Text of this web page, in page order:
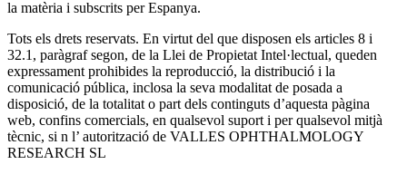
la matèria i subscrits per Espanya.
Tots els drets reservats. En virtut del que disposen els articles 8 i
32.1, paràgraf segon, de la Llei de Propietat Intel·lectual, queden
expressament prohibides la reproducció, la distribució i la
comunicació pública, inclosa la seva modalitat de posada a
disposició, de la totalitat o part dels continguts d’aquesta pàgina
web, confins comercials, en qualsevol suport i per qualsevol mitjà
tècnic, si n l’ autorització de VALLES OPHTHALMOLOGY
RESEARCH SL